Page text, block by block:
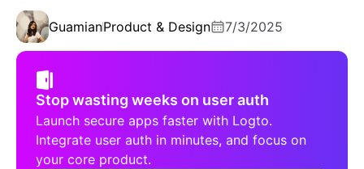
GuamianProduct & Design 7/3/2025
Stop wasting weeks on user auth
Launch secure apps faster with Logto.
Integrate user auth in minutes, and focus on
your core product.